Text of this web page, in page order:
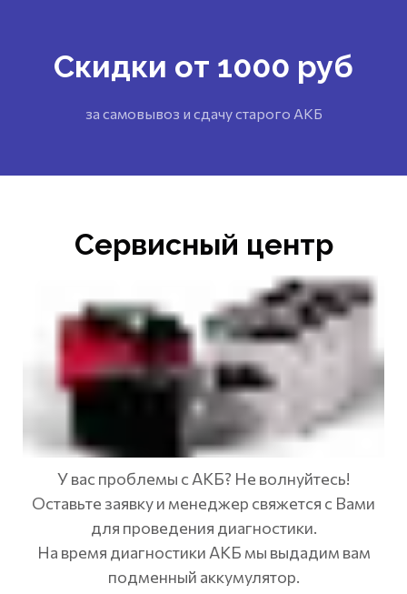
Скидки от 1000 руб
за самовывоз и сдачу старого АКБ
Сервисный центр
У вас проблемы с АКБ? Не волнуйтесь!
Оставьте заявку и менеджер свяжется с Вами
для проведения диагностики.
На время диагностики АКБ мы выдадим вам
подменный аккумулятор.